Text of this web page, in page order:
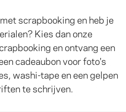
scrapbooking en heb je
Kies dan onze
en ontvang een
cadeaubon voor foto's
washi-tape en een gelpen
te schrijven.